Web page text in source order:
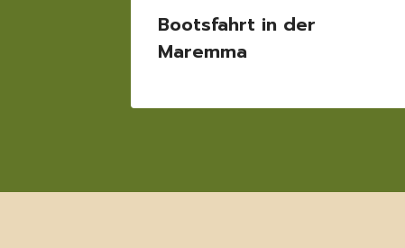
Bootsfahrt in der
Maremma